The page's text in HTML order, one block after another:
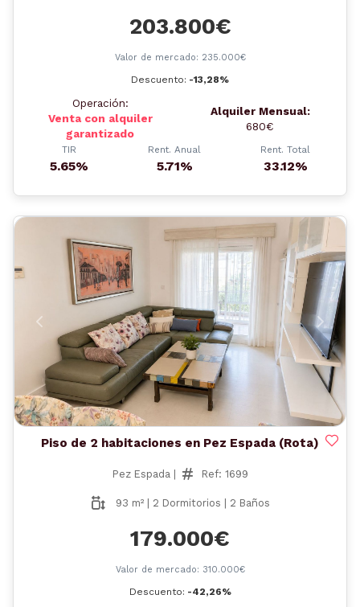
203.800€
Valor de mercado: 235.000€
Descuento: -13,28%
Operación:
Venta con alquiler
garantizado
Alquiler Mensual:
680€
TIR
5.65%
Rent. Anual
5.71%
Rent. Total
33.12%
Anterior
Piso de 2 habitaciones en Pez Espada (Rota)
Pez Espada | Ref: 1699
93 m² | 2 Dormitorios | 2 Baños
179.000€
Valor de mercado: 310.000€
Descuento: -42,26%